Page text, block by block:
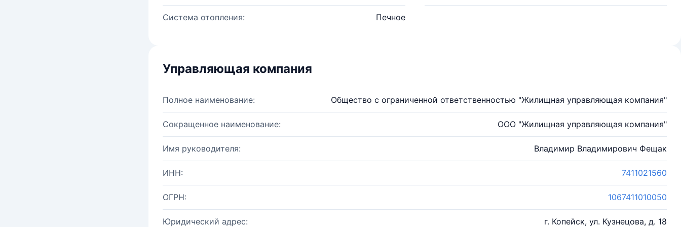
Система отопления: Печное
Управляющая компания
Полное наименование: Общество с ограниченной ответственностью "Жилищная управляющая компания"
Сокращенное наименование: ООО "Жилищная управляющая компания"
Имя руководителя: Владимир Владимирович Фещак
ИНН: 7411021560
ОГРН: 1067411010050
Юридический адрес: г. Копейск, ул. Кузнецова, д. 18